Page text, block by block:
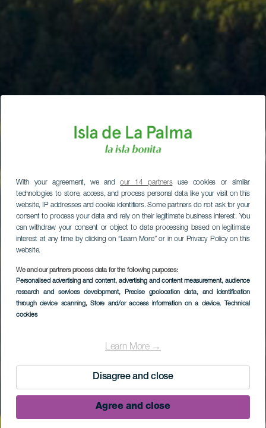
With your agreement, we andour 14 partnersuse cookies or similar
technologies to store, access, and process personal data like your visit on this
website, IP addresses and cookie identifiers. Some partners do not ask for your
consent to process your data and rely on their legitimate business interest. You
can withdraw your consent or object to data processing based on legitimate
interest at any time by clicking on “Learn More” or in our Privacy Policy on this
website.
We and our partners process data for the following purposes:
Personalised advertising and content, advertising and content measurement, audience
research and services development, Precise geolocation data, and identification
through device scanning, Store and/or access information on a device, Technical
cookies
Learn More →
Disagree and close
Agree and close